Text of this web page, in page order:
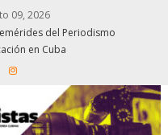
09, 2026
del Periodismo
en Cuba